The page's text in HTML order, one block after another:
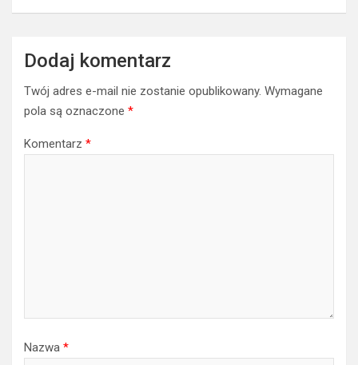
Dodaj komentarz
Twój adres e-mail nie zostanie opublikowany. Wymagane
pola są oznaczone *
Komentarz *
Nazwa *